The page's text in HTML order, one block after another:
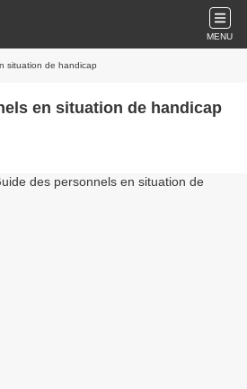
MENU
situation de handicap
en situation de handicap